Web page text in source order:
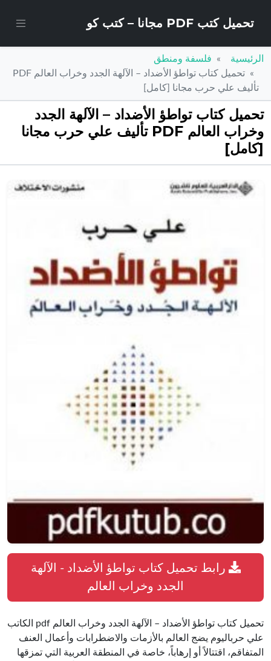
تحميل كتب PDF مجانا – كتب كو
الرئيسية
فلسفة ومنطق
تحميل كتاب تواطؤ الأضداد – الآلهة الجدد وخراب العالم PDF
تأليف علي حرب مجانا [كامل]
تحميل كتاب تواطؤ الأضداد – الآلهة الجدد
وخراب العالم PDF تأليف علي حرب مجانا
[كامل]
رابط تحميل كتاب تواطؤ الأضداد - الآلهة
الجدد وخراب العالم
تحميل كتاب تواطؤ الأضداد – الآلهة الجدد وخراب العالم pdf الكاتب
علي حرباليوم يضج العالم بالأزمات والاضطرابات وأعمال العنف
المتفاقم، اقتتالاً أو إرهاباً، خاصة في المنطقة العربية التي تمزقها